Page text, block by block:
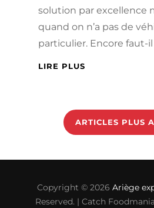
solution par excellence
quand on n’a pas de
particulier. Encore faut-il
LIRE PLUS
DE
ARTICLES PLUS
Copyright © 2026 Ariège
Reserved. | Catch